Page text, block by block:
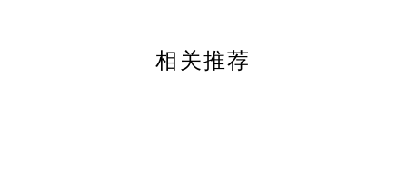
相关推荐